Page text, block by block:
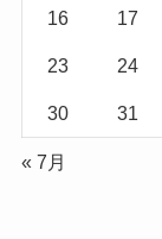
16 17
23 24
30 31
« 7月